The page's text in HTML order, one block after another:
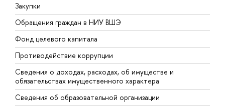
Закупки
Обращения граждан в НИУ ВШЭ
Фонд целевого капитала
Противодействие коррупции
Сведения о доходах, расходах, об имуществе и
обязательствах имущественного характера
Сведения об образовательной организации